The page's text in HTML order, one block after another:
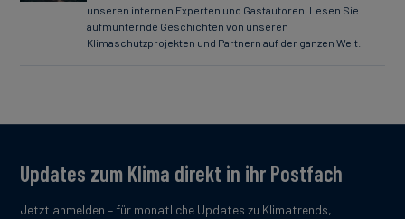
unseren internen Experten und Gastautoren. Lesen Sie
aufmunternde Geschichten von unseren
Klimaschutzprojekten und Partnern auf der ganzen Welt.
Updates zum Klima direkt in ihr Postfach
Jetzt anmelden – für monatliche Updates zu Klimatrends,